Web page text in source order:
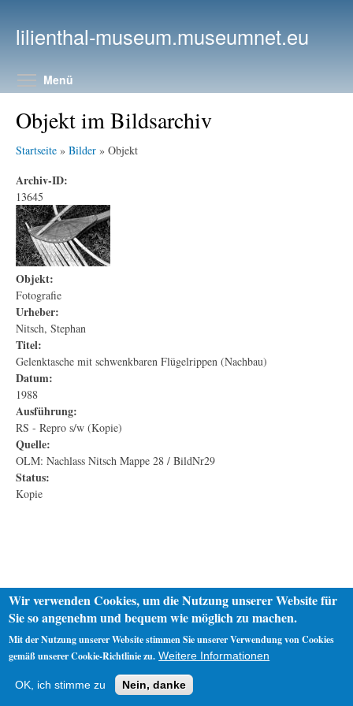
lilienthal-museum.museumnet.eu
Menü
Objekt im Bildsarchiv
Startseite » Bilder » Objekt
Archiv-ID:
13645
Objekt:
Fotografie
Urheber:
Nitsch, Stephan
Titel:
Gelenktasche mit schwenkbaren Flügelrippen (Nachbau)
Datum:
1988
Ausführung:
RS - Repro s/w (Kopie)
Quelle:
OLM: Nachlass Nitsch Mappe 28 / BildNr29
Status:
Kopie
Impressum
Wir verwenden Cookies, um die Nutzung unserer Website für
Sie so angenehm und bequem wie möglich zu machen.
Mit der Nutzung unserer Website stimmen Sie unserer Verwendung von Cookies
gemäß unserer Cookie-Richtlinie zu. Weitere Informationen
OK, ich stimme zu Nein, danke